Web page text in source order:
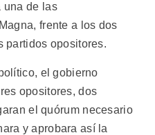
una de las
frente a los dos
partidos opositores.
el gobierno
opositores, dos
el quórum necesario
y aprobara así la